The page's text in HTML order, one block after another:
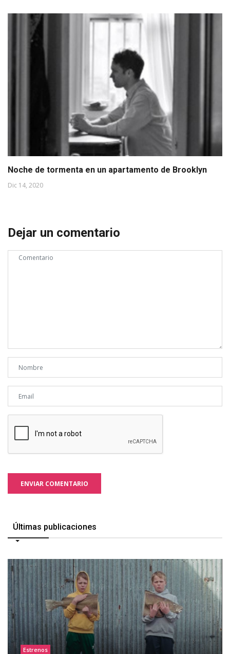
Noche de tormenta en un apartamento de Brooklyn
Dic 14, 2020
Dejar un comentario
ENVIAR COMENTARIO
Últimas publicaciones
Estrenos